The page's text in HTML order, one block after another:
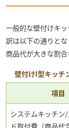
一般的な壁付けキ
訳は以下の通りと
商品代が大きな割合
壁付けI型キッチ
項目
システムキッチン
ド取付費（商品代